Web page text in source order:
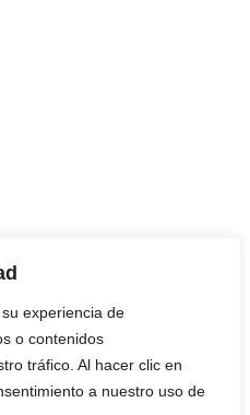
experiencia de
o contenidos
tráfico. Al hacer clic en
a nuestro uso de